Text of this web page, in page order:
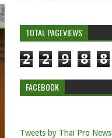
TOTAL PAGEVIEWS
2 2 9 8 8
FACEBOOK
Tweets by Thai Pro News